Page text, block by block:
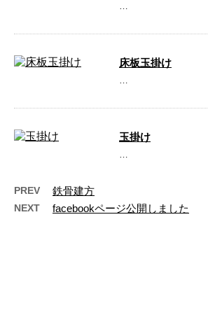
…
床板玉掛け
…
玉掛け
…
PREV 鉄骨建方
NEXT facebookページ公開しました